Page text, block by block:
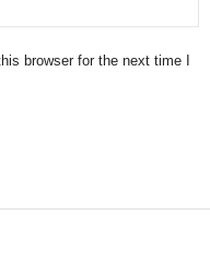
browser for the next time I